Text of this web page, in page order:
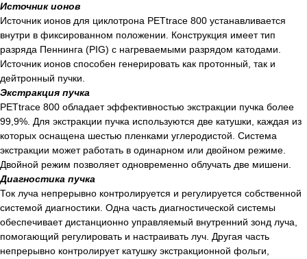
Источник ионов
Источник ионов для циклотрона PETtrace 800 устанавливается
внутри в фиксированном положении. Конструкция имеет тип
разряда Пеннинга (PIG) с нагреваемыми разрядом катодами.
Источник ионов способен генерировать как протонный, так и
дейтронный пучки.
Экстракция пучка
PETtrace 800 обладает эффективностью экстракции пучка более
99,9%. Для экстракции пучка используются две катушки, каждая из
которых оснащена шестью пленками углеродистой. Система
экстракции может работать в одинарном или двойном режиме.
Двойной режим позволяет одновременно облучать две мишени.
Диагностика пучка
Ток луча непрерывно контролируется и регулируется собственной
системой диагностики. Одна часть диагностической системы
обеспечивает дистанционно управляемый внутренний зонд луча,
помогающий регулировать и настраивать луч. Другая часть
непрерывно контролирует катушку экстракционной фольги,